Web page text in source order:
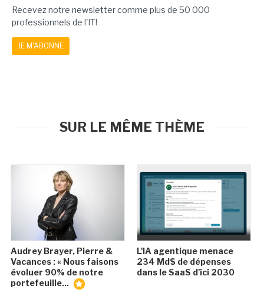
Recevez notre newsletter comme plus de 50 000
professionnels de l'IT!
JE M'ABONNE
SUR LE MÊME THÈME
Audrey Brayer, Pierre &
Vacances : « Nous faisons
évoluer 90% de notre
portefeuille...
L'IA agentique menace
234 Md$ de dépenses
dans le SaaS d'ici 2030